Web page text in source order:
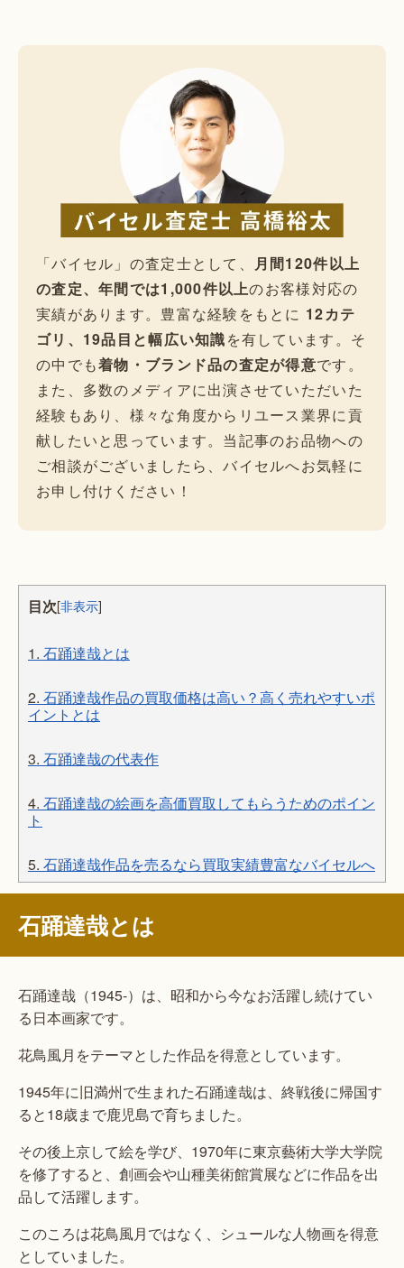
「バイセル」の査定士として、
月間120件以上
の査定、年間では1,000件以上のお客様対応の
実績があります。豊富な経験をもとに 12カテ
ゴリ、19品目と幅広い知識を有しています。そ
の中でも着物・ブランド品の査定が得意です。
また、多数のメディアに出演させていただいた
経験もあり、様々な角度からリユース業界に貢
献したいと思っています。当記事のお品物への
ご相談がございましたら、バイセルへお気軽に
お申し付けください！
目次[非表示]
1. 石踊達哉とは
2. 石踊達哉作品の買取価格は高い？高く売れやすいポ
イントとは
3. 石踊達哉の代表作
4. 石踊達哉の絵画を高価買取してもらうためのポイン
ト
5. 石踊達哉作品を売るなら買取実績豊富なバイセルへ
石踊達哉とは
石踊達哉（1945-）は、昭和から今なお活躍し続けてい
る日本画家です。
花鳥風月をテーマとした作品を得意としています。
1945年に旧満州で生まれた石踊達哉は、終戦後に帰国す
ると18歳まで鹿児島で育ちました。
その後上京して絵を学び、1970年に東京藝術大学大学院
を修了すると、創画会や山種美術館賞展などに作品を出
品して活躍します。
このころは花鳥風月ではなく、シュールな人物画を得意
としていました。